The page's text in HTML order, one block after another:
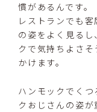
慣があるんです。
レストランでも
の姿をよく見る
クで気持ちよさ
かけます。
ハンモックでく
クおじさんの姿